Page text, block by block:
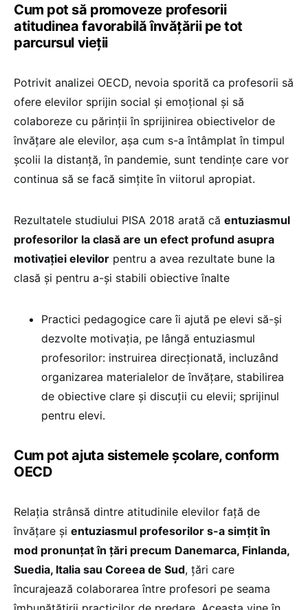
Cum pot să promoveze profesorii
atitudinea favorabilă învățării pe tot
parcursul vieții
Potrivit analizei OECD, nevoia sporită ca profesorii să
ofere elevilor sprijin social și emoțional și să
colaboreze cu părinții în sprijinirea obiectivelor de
învățare ale elevilor, așa cum s-a întâmplat în timpul
școlii la distanță, în pandemie, sunt tendințe care vor
continua să se facă simțite în viitorul apropiat.
Rezultatele studiului PISA 2018 arată că entuziasmul
profesorilor la clasă are un efect profund asupra
motivației elevilor pentru a avea rezultate bune la
clasă și pentru a-și stabili obiective înalte
Practici pedagogice care îi ajută pe elevi să-și
dezvolte motivația, pe lângă entuziasmul
profesorilor: instruirea direcționată, incluzând
organizarea materialelor de învățare, stabilirea
de obiective clare și discuții cu elevii; sprijinul
pentru elevi.
Cum pot ajuta sistemele școlare, conform
OECD
Relația strânsă dintre atitudinile elevilor față de
învățare și entuziasmul profesorilor s-a simțit în
mod pronunțat în țări precum Danemarca, Finlanda,
Suedia, Italia sau Coreea de Sud, țări care
încurajează colaborarea între profesori pe seama